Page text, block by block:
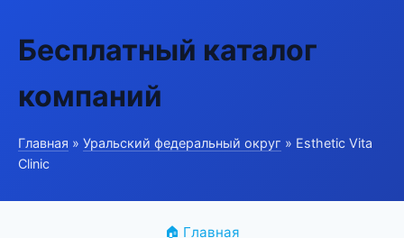
Бесплатный каталог
компаний
Главная » Уральский федеральный округ » Esthetic Vita
Clinic
🏠 Главная